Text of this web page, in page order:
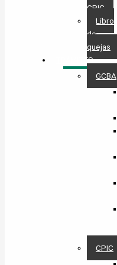
CPIC
Libro
de
quejas
TRÁMITES
GCBA
CPIC